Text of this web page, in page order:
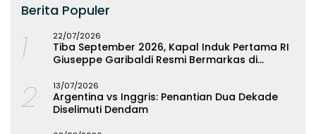
Berita Populer
1 22/07/2026
Tiba September 2026, Kapal Induk Pertama RI
Giuseppe Garibaldi Resmi Bermarkas di
2 13/07/2026
Argentina vs Inggris: Penantian Dua Dekade
Diselimuti Dendam